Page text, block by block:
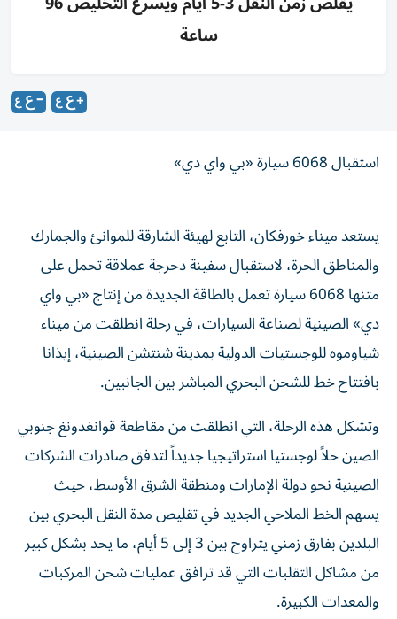
ساعة
استقبال 6068 سيارة «بي واي دي»
يستعد ميناء خورفكان، التابع لهيئة الشارقة للموانئ والجمارك
والمناطق الحرة، لاستقبال سفينة دحرجة عملاقة تحمل على
متنها 6068 سيارة تعمل بالطاقة الجديدة من إنتاج «بي واي
دي» الصينية لصناعة السيارات، في رحلة انطلقت من ميناء
شياوموه للوجستيات الدولية بمدينة شنتشن الصينية، إيذانا
بافتتاح خط للشحن البحري المباشر بين الجانبين.
وتشكل هذه الرحلة، التي انطلقت من مقاطعة قوانغدونغ جنوبي
الصين حلاً لوجستيا استراتيجيا جديداً لتدفق صادرات الشركات
الصينية نحو دولة الإمارات ومنطقة الشرق الأوسط، حيث
يسهم الخط الملاحي الجديد في تقليص مدة النقل البحري بين
البلدين بفارق زمني يتراوح بين 3 إلى 5 أيام، ما يحد بشكل كبير
من مشاكل التقلبات التي قد ترافق عمليات شحن المركبات
والمعدات الكبيرة.